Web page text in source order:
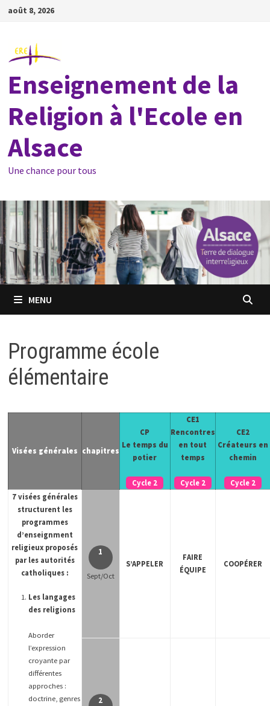
Passer
août 8, 2026
Enseignement de la
Religion à l'Ecole en
Alsace
Une chance pour tous
MENU
Programme école
élémentaire
Visées générales chapitres
CP
Le temps du
potier
Cycle 2
CE1
Rencontres
en tout
temps
Cycle 2
CE2
Créateurs en
chemin
Cycle 2
7 visées générales
structurent les
programmes
d’enseignment
religieux proposés
par les autorités
catholiques :
Les langages
des religions
Aborder
l’expression
croyante par
différentes
approches :
doctrine, genres
1
Sept/Oct
S’APPELER
FAIRE
ÉQUIPE
COOPÉRER
2